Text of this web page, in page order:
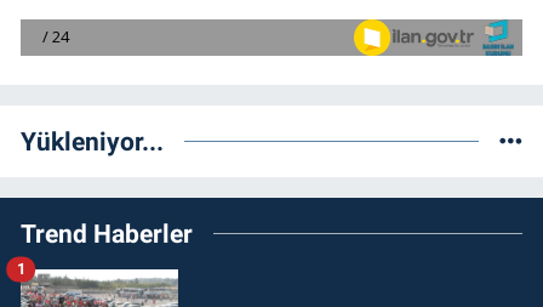
Yükleniyor...
Trend Haberler
1